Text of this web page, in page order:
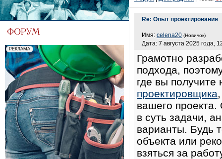
Re: Опыт проектирования
Имя: celena20 (Новичок)
Дата: 7 августа 2025 года,
Грамотно
подхода,
где вы получите
проектировщика
вашего
в суть задачи,
варианты. Будь
объекта или
взяться за